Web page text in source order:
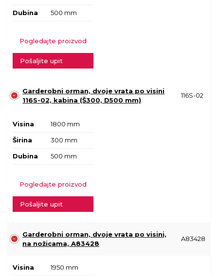
Dubina 500 mm
Pogledajte proizvod
Pošaljite upit
Garderobni orman, dvoje vrata po visini
116S-02, kabina (Š300, D500 mm)
116S-02
Visina 1800 mm
Širina 300 mm
Dubina 500 mm
Pogledajte proizvod
Pošaljite upit
Garderobni orman, dvoje vrata po visini,
na nožicama, A83428
A83428
Visina 1950 mm